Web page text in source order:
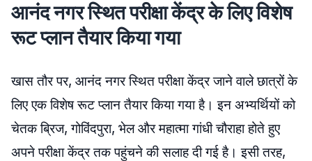
आनंद नगर स्थित परीक्षा केंद्र के लिए विशेष
रूट प्लान तैयार किया गया
खास तौर पर, आनंद नगर स्थित परीक्षा केंद्र जाने वाले छात्रों के
लिए एक विशेष रूट प्लान तैयार किया गया है। इन अभ्यर्थियों को
चेतक ब्रिज, गोविंदपुरा, भेल और महात्मा गांधी चौराहा होते हुए
अपने परीक्षा केंद्र तक पहुंचने की सलाह दी गई है। इसी तरह,